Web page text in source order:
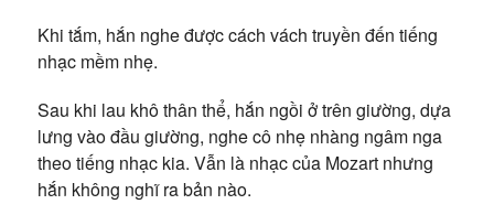
Khi tắm, hắn nghe được cách vách truyền đến tiếng
nhạc mềm nhẹ.
Sau khi lau khô thân thể, hắn ngồi ở trên giường, dựa
lưng vào đầu giường, nghe cô nhẹ nhàng ngâm nga
theo tiếng nhạc kia. Vẫn là nhạc của Mozart nhưng
hắn không nghĩ ra bản nào.